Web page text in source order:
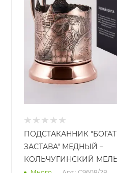
ПОДСТАКАННИК
ЗАСТАВА" МЕДНЫЙ –
КОЛЬЧУГИНСКИЙ